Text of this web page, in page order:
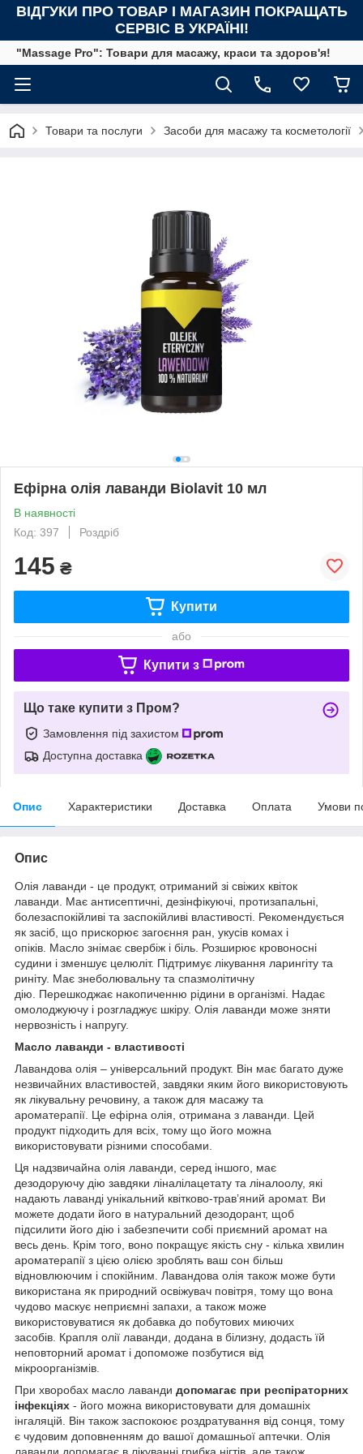
ВІДГУКИ ПРО ТОВАР І МАГАЗИН ПОКРАЩАТЬ
СЕРВІС В УКРАЇНІ!
"Massage Pro": Товари для масажу, краси та здоров'я!
Товари та послуги Засоби для масажу та косметології
Ефірна олія лаванди Biolavit 10 мл
В наявності
Код: 397
Роздріб
145 ₴
Купити
або
Купити з
Що таке купити з Пром?
Замовлення під захистом
Доступна доставка
Опис Характеристики Доставка Оплата Умови
Опис
Олія лаванди - це продукт, отриманий зі свіжих квіток
лаванди. Має антисептичні, дезінфікуючі, протизапальні,
болезаспокійливі та заспокійливі властивості. Рекомендується
як засіб, що прискорює загоєння ран, укусів комах і
опіків. Масло знімає свербіж і біль. Розширює кровоносні
судини і зменшує целюліт. Підтримує лікування ларингіту та
риніту. Має знеболювальну та спазмолітичну
дію. Перешкоджає накопиченню рідини в організмі. Надає
омолоджуючу і розгладжує шкіру. Олія лаванди може зняти
нервозність і напругу.
Масло лаванди - властивості
Лавандова олія – універсальний продукт. Він має багато дуже
незвичайних властивостей, завдяки яким його використовують
як лікувальну речовину, а також для масажу та
ароматерапії. Це ефірна олія, отримана з лаванди. Цей
продукт підходить для всіх, тому що його можна
використовувати різними способами.
Ця надзвичайна олія лаванди, серед іншого, має
дезодоруючу дію завдяки ліналілацетату та ліналоолу, які
надають лаванді унікальний квітково-трав’яний аромат. Ви
можете додати його в натуральний дезодорант, щоб
підсилити його дію і забезпечити собі приємний аромат на
весь день. Крім того, воно покращує якість сну - кілька хвилин
ароматерапії з цією олією зроблять ваш сон більш
відновлюючим і спокійним. Лавандова олія також може бути
використана як природний освіжувач повітря, тому що вона
чудово маскує неприємні запахи, а також може
використовуватися як добавка до побутових миючих
засобів. Крапля олії лаванди, додана в білизну, додасть їй
неповторний аромат і допоможе позбутися від
мікроорганізмів.
При хворобах масло лаванди допомагає при респіраторних
інфекціях - його можна використовувати для домашніх
інгаляцій. Він також заспокоює роздратування від сонця, тому
є чудовим доповненням до вашої домашньої аптечки. Олія
лаванди допомагає в лікуванні грибка нігтів, але також